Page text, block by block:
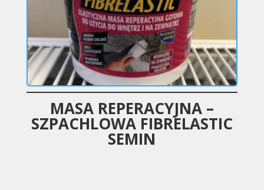
MASA REPERACYJNA –
SZPACHLOWA FIBRELASTIC
SEMIN